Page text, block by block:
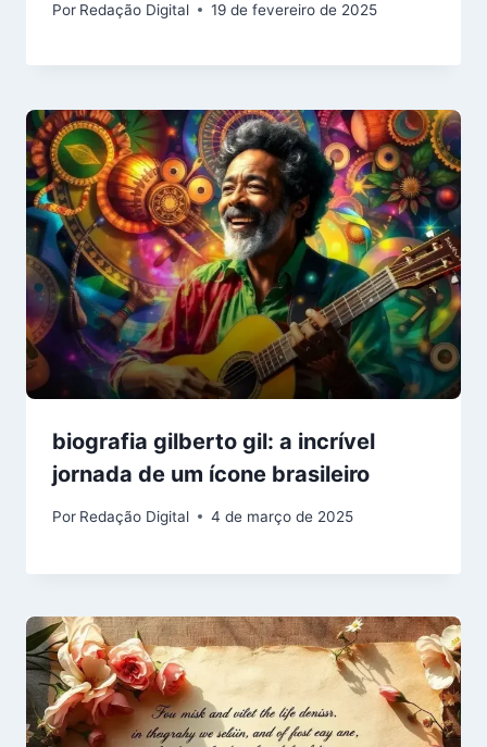
Por Redação Digital 19 de fevereiro de 2025
biografia gilberto gil: a incrível
jornada de um ícone brasileiro
Por Redação Digital 4 de março de 2025